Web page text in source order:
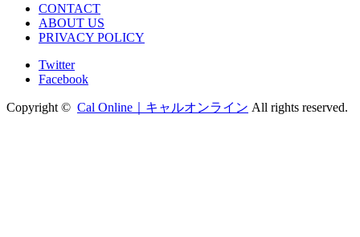
CONTACT
ABOUT US
PRIVACY POLICY
Twitter
Facebook
Copyright © Cal Online｜キャルオンライン All rights reserved.